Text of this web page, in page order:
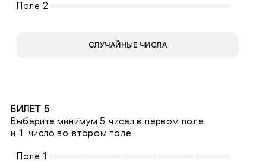
Поле 2
СЛУЧАЙНЫЕ ЧИСЛА
БИЛЕТ 5
Выберите минимум 5 чисел в первом поле
и 1 число во втором поле
Поле 1